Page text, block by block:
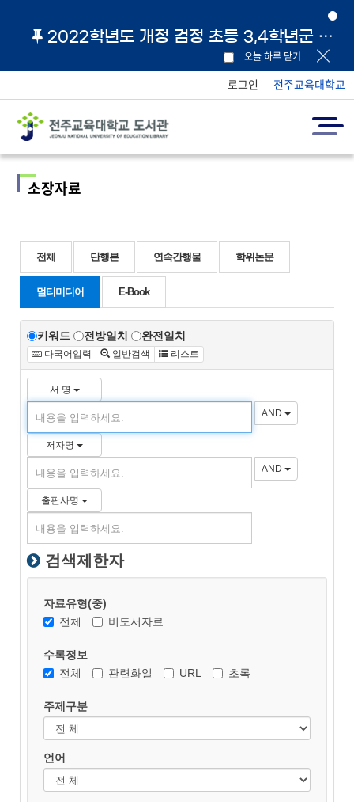
2022학년도 개정 검정 초등 3,4학년군 교과서 및 지도서 원문 링크 안내
오늘 하루 닫기
로그인 전주교육대학교
소장자료
전체 단행본 연속간행물 학위논문
멀티미디어 E-Book
키워드 전방일치 완전일치
다국어입력 일반검색 리스트
서 명
AND
저자명
AND
출판사명
검색제한자
자료유형(중)
전체
비도서자료
수록정보
전체
관련화일 URL 초록
주제구분
언어